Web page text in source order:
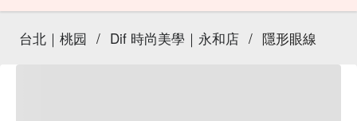
台北｜桃园 / Dif 時尚美學｜永和店 / 隱形眼線